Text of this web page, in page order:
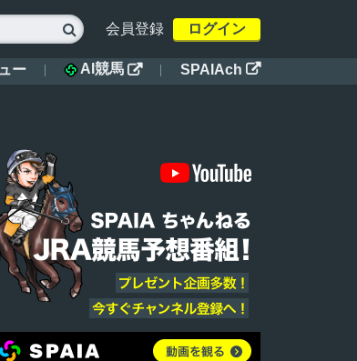
 会員登録 ログイン
ー AI競馬  SPAIAch 